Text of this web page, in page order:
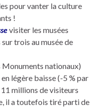
pour vanter la culture
!
visiter les musées
trois au musée de
Monuments nationaux)
légère baisse (-5 % par
millions de visiteurs
il a toutefois tiré parti de